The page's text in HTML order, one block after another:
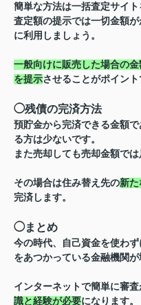
簡単な方法は一括査定サイ
査定額の提示では一切金額
に利用しましょう。
一般向けに販売した場合の
を提示させることがポイント
◯残債の完済方法
預貯金から完済できる金額
る方は少ないです。
また売却しても売却金額で
その場合は住み替え先の新
完済します。
◯まとめ
今の時代、自己資金を使わ
をあつかっている金融機関が
インターネットで簡単に審査
識と経験が必要になります。